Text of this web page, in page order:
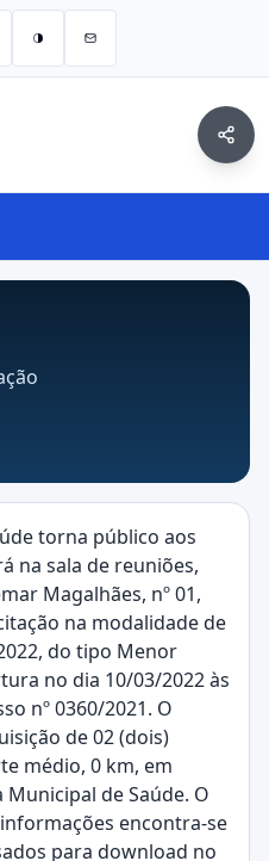
torna público aos
na sala de reuniões,
Magalhães, nº 01,
na modalidade de
do tipo Menor
no dia 10/03/2022 às
nº 0360/2021. O
de 02 (dois)
médio, 0 km, em
de Saúde. O
encontra-se
para download no